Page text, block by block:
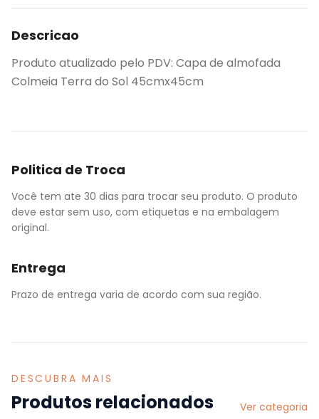
Descricao
Produto atualizado pelo PDV: Capa de almofada
Colmeia Terra do Sol 45cmx45cm
Politica de Troca
Você tem ate 30 dias para trocar seu produto. O produto
deve estar sem uso, com etiquetas e na embalagem
original.
Entrega
Prazo de entrega varia de acordo com sua região.
DESCUBRA MAIS
Produtos relacionados Ver categoria